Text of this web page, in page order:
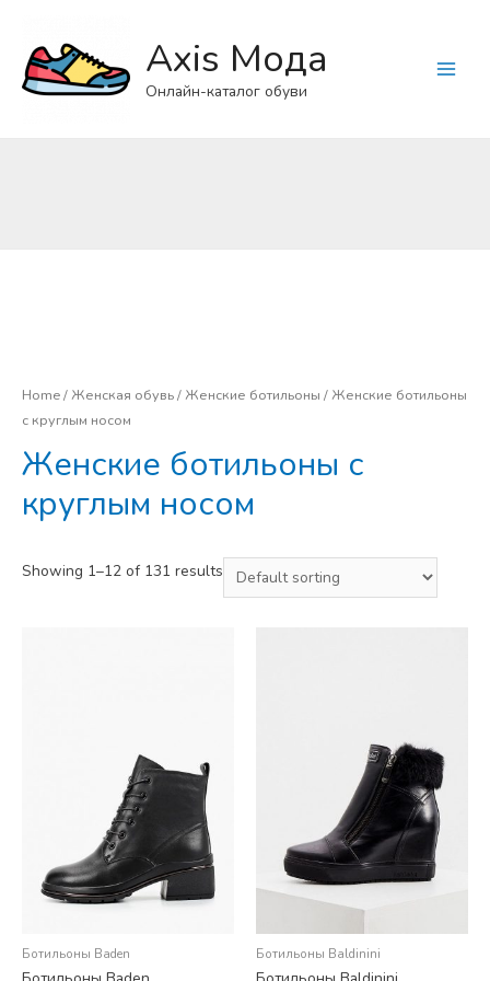
Axis Мода
Онлайн-каталог обуви
Home/Женская обувь/Женские ботильоны / Женские ботильоны
с круглым носом
Женские ботильоны с
круглым носом
Showing 1–12 of 131 results
Ботильоны Baden Ботильоны Baldinini